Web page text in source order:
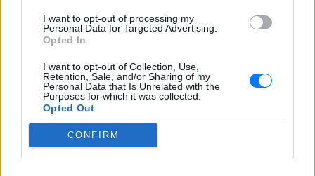
I want to opt-out of processing my
Personal Data for Targeted Advertising.
Opted In
I want to opt-out of Collection, Use,
Retention, Sale, and/or Sharing of my
Personal Data that Is Unrelated with the
Purposes for which it was collected.
Opted Out
CONFIRM
έχασα όλα» ‑ Ο πόνος του
πατέρα
Μητέρα 43 ετών και ο 21χρονος γιος της
σκοτώθηκαν σε μετωπική σύγκρουση με
φορτηγό στην επαρχιακή οδό Αμφίπολης
– Δράμας, κοντά στην Παλαιοκώμη.
Καταδίωξη στο κέντρο της
τζάμι του οδηγού – «Μην κάνεις